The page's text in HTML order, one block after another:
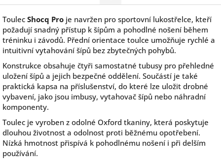
Toulec Shocq Pro je navržen pro sportovní lukostřelce, kteří
požadují snadný přístup k šípům a pohodlné nošení během
tréninku i závodů. Přední orientace toulce umožňuje rychlé a
intuitivní vytahování šípů bez zbytečných pohybů.
Konstrukce obsahuje čtyři samostatné tubusy pro přehledné
uložení šípů a jejich bezpečné oddělení. Součástí je také
praktická kapsa na příslušenství, do které lze uložit drobné
vybavení, jako jsou imbusy, vytahovač šípů nebo náhradní
komponenty.
Toulec je vyroben z odolné Oxford tkaniny, která poskytuje
dlouhou životnost a odolnost proti běžnému opotřebení.
Nízká hmotnost přispívá k pohodlnému nošení i při delším
používání.